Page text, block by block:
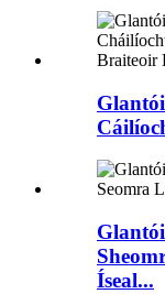
Íseal...